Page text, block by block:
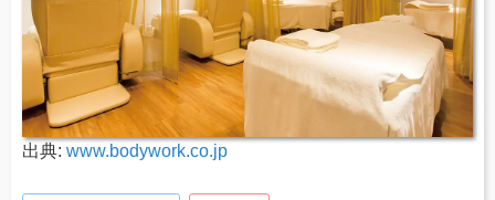
出典: www.bodywork.co.jp